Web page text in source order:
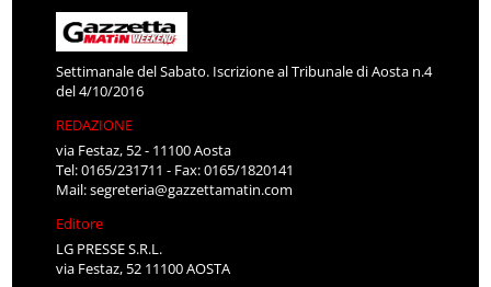
Settimanale del Sabato. Iscrizione al Tribunale di Aosta n.4
del 4/10/2016
REDAZIONE
via Festaz, 52 - 11100 Aosta
Tel: 0165/231711 - Fax: 0165/1820141
Mail:segreteria@gazzettamatin.com
Editore
LG PRESSE S.R.L.
via Festaz, 52 11100 AOSTA